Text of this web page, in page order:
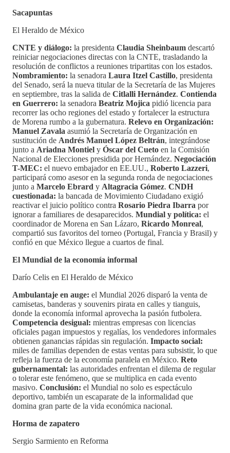
Sacapuntas
El Heraldo de México
CNTE y diálogo: la presidenta Claudia Sheinbaum descartó
reiniciar negociaciones directas con la CNTE, trasladando la
resolución de conflictos a reuniones tripartitas con los estados.
Nombramiento: la senadora Laura Itzel Castillo, presidenta
del Senado, será la nueva titular de la Secretaría de las Mujeres
en septiembre, tras la salida de Citlalli Hernández. Contienda
en Guerrero: la senadora Beatriz Mojica pidió licencia para
recorrer las ocho regiones del estado y fortalecer la estructura
de Morena rumbo a la gubernatura. Relevo en Organización:
Manuel Zavala asumió la Secretaría de Organización en
sustitución de Andrés Manuel López Beltrán, integrándose
junto a Ariadna Montiel y Óscar del Cueto en la Comisión
Nacional de Elecciones presidida por Hernández. Negociación
T-MEC: el nuevo embajador en EE.UU., Roberto Lazzeri,
participará como asesor en la segunda ronda de negociaciones
junto a Marcelo Ebrard y Altagracia Gómez. CNDH
cuestionada: la bancada de Movimiento Ciudadano exigió
reactivar el juicio político contra Rosario Piedra Ibarra por
ignorar a familiares de desaparecidos. Mundial y política: el
coordinador de Morena en San Lázaro, Ricardo Monreal,
compartió sus favoritos del torneo (Portugal, Francia y Brasil) y
confió en que México llegue a cuartos de final.
El Mundial de la economía informal
Darío Celis en El Heraldo de México
Ambulantaje en auge: el Mundial 2026 disparó la venta de
camisetas, banderas y souvenirs pirata en calles y tianguis,
donde la economía informal aprovecha la pasión futbolera.
Competencia desigual: mientras empresas con licencias
oficiales pagan impuestos y regalías, los vendedores informales
obtienen ganancias rápidas sin regulación. Impacto social:
miles de familias dependen de estas ventas para subsistir, lo que
refleja la fuerza de la economía paralela en México. Reto
gubernamental: las autoridades enfrentan el dilema de regular
o tolerar este fenómeno, que se multiplica en cada evento
masivo. Conclusión: el Mundial no solo es espectáculo
deportivo, también un escaparate de la informalidad que
domina gran parte de la vida económica nacional.
Horma de zapatero
Sergio Sarmiento en Reforma